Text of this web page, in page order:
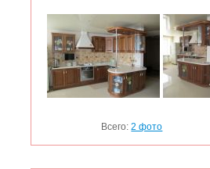
Всего:2 фото